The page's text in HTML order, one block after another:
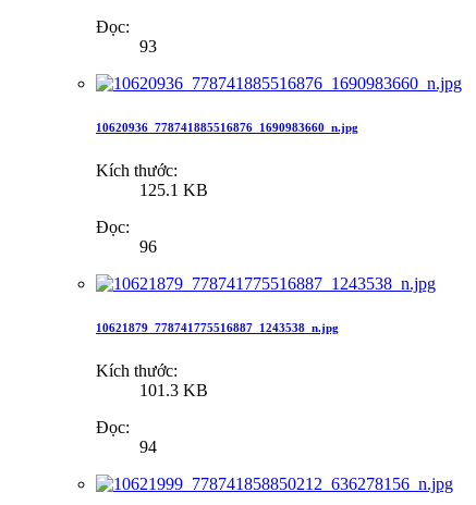
Đọc:
93
10620936_778741885516876_1690983660_n.jpg
Kích thước:
125.1 KB
Đọc:
96
10621879_778741775516887_1243538_n.jpg
Kích thước:
101.3 KB
Đọc:
94